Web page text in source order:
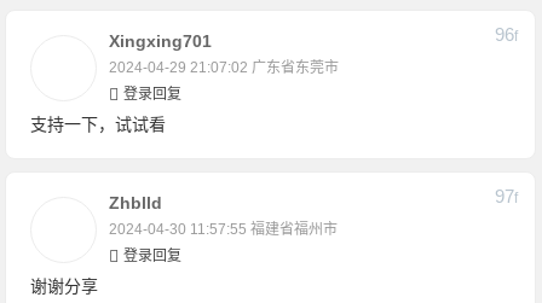
Xingxing701
2024-04-29 21:07:02 广东省东莞市
96F
登录回复
支持一下，试试看
Zhblld
2024-04-30 11:57:55 福建省福州市
97F
登录回复
谢谢分享